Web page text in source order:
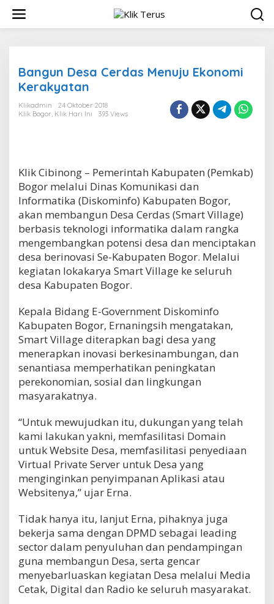
w
Bangun Desa Cerdas Menuju Ekonomi
Kerakyatan
Klikadmin
24 Oktober 2018
Klik Bogor, Klik Hari Ini 393 Views
Klik Cibinong – Pemerintah Kabupaten (Pemkab)
Bogor melalui Dinas Komunikasi dan
Informatika (Diskominfo) Kabupaten Bogor,
akan membangun Desa Cerdas (Smart Village)
berbasis teknologi informatika dalam rangka
mengembangkan potensi desa dan menciptakan
desa berinovasi Se-Kabupaten Bogor. Melalui
kegiatan lokakarya Smart Village ke seluruh
desa Kabupaten Bogor.
Kepala Bidang E-Government Diskominfo
Kabupaten Bogor, Ernaningsih mengatakan,
Smart Village diterapkan bagi desa yang
menerapkan inovasi berkesinambungan, dan
senantiasa memperhatikan peningkatan
perekonomian, sosial dan lingkungan
masyarakatnya.
“Untuk mewujudkan itu, dukungan yang telah
kami lakukan yakni, memfasilitasi Domain
untuk Website Desa, memfasilitasi penyediaan
Virtual Private Server untuk Desa yang
menginginkan penyimpanan Aplikasi atau
Websitenya,” ujar Erna.
Tidak hanya itu, lanjut Erna, pihaknya juga
bekerja sama dengan DPMD sebagai leading
sector dalam penyuluhan dan pendampingan
guna membangun Desa, serta gencar
menyebarluaskan kegiatan Desa melalui Media
Cetak, Digital dan Radio ke seluruh masyarakat.